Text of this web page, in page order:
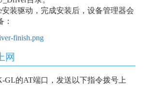
安装驱动，完成安装后，设备管理器会
：
网
GL的AT端口，发送以下指令拨号上